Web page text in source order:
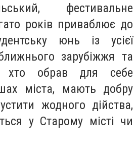
фестивальне
років приваблює до
юнь із усієї
зарубіжжя та
хто обрав для себе
міста, мають добру
жодного дійства,
у Старому місті чи